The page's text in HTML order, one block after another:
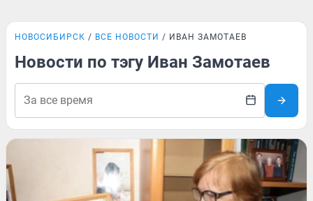
НОВОСИБИРСК ВСЕ НОВОСТИ ИВАН ЗАМОТАЕВ
Новости по тэгу Иван Замотаев